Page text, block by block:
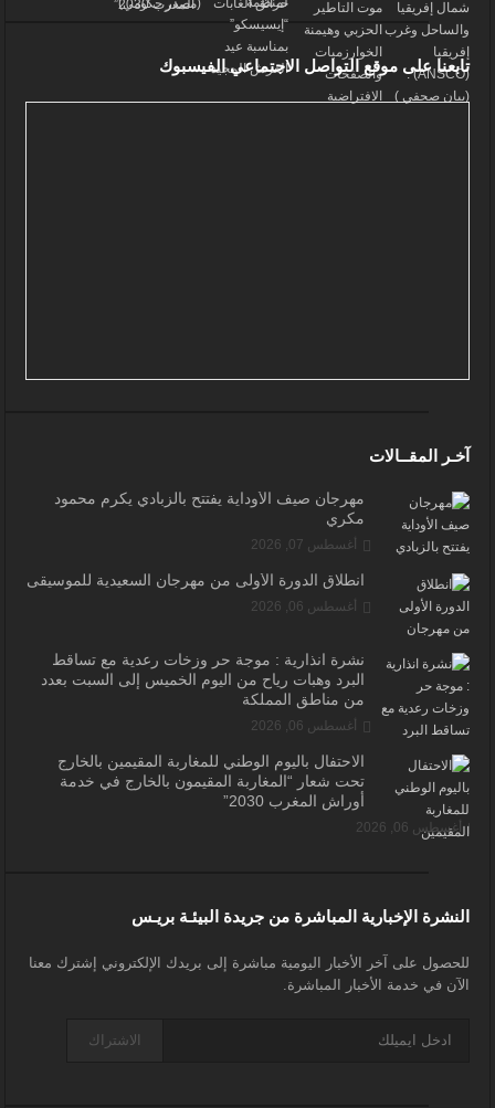
تابعنا على موقع التواصل الاجتماعي الفيسبوك
آخـر المقــالات
مهرجان صيف الأوداية يفتتح بالزبادي يكرم محمود
مكري
أغسطس 07, 2026
انطلاق الدورة الأولى من مهرجان السعيدية للموسيقى
أغسطس 06, 2026
نشرة انذارية : موجة حر وزخات رعدية مع تساقط
البرد وهبات رياح من اليوم الخميس إلى السبت بعدد
من مناطق المملكة
أغسطس 06, 2026
الاحتفال باليوم الوطني للمغاربة المقيمين بالخارج
تحت شعار “المغاربة المقيمون بالخارج في خدمة
أوراش المغرب 2030”
أغسطس 06, 2026
النشرة الإخبارية المباشرة من جريدة البيئـة بريـس
للحصول على آخر الأخبار اليومية مباشرة إلى بريدك الإلكتروني إشترك معنا
الآن في خدمة الأخبار المباشرة.
الاشتراك